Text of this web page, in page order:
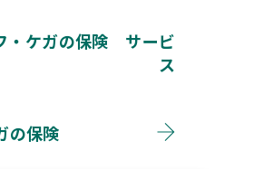
・ケガの保険 サービ
ス
の保険